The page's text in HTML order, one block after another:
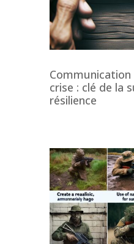
crise : clé de la
résilience